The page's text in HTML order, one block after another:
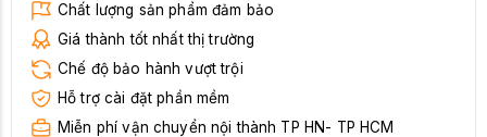
Chất lượng sản phẩm đảm bảo
Giá thành tốt nhất thị trường
Chế độ bảo hành vượt trội
Hỗ trợ cài đặt phần mềm
Miễn phí vận chuyển nội thành TP HN- TP HCM